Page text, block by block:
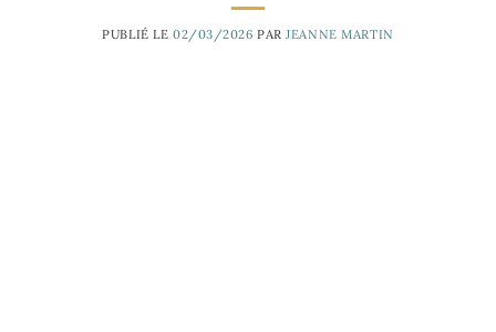
PUBLIÉ LE 02/03/2026 PAR JEANNE MARTIN